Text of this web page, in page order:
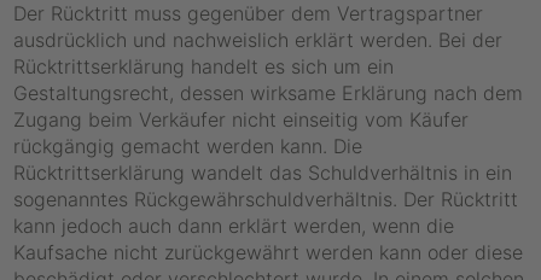
Der Rücktritt muss gegenüber dem Vertragspartner
ausdrücklich und nachweislich erklärt werden. Bei der
Rücktrittserklärung handelt es sich um ein
Gestaltungsrecht, dessen wirksame Erklärung nach dem
Zugang beim Verkäufer nicht einseitig vom Käufer
rückgängig gemacht werden kann. Die
Rücktrittserklärung wandelt das Schuldverhältnis in ein
sogenanntes Rückgewährschuldverhältnis. Der Rücktritt
kann jedoch auch dann erklärt werden, wenn die
Kaufsache nicht zurückgewährt werden kann oder diese